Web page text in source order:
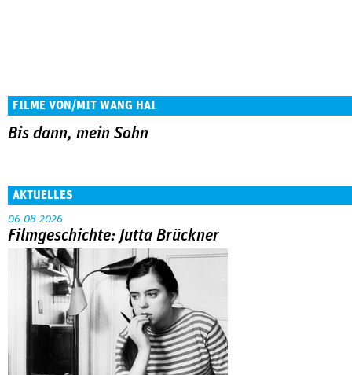
FILME VON/MIT WANG HAI
Bis dann, mein Sohn
AKTUELLES
06.08.2026
Filmgeschichte: Jutta Brückner